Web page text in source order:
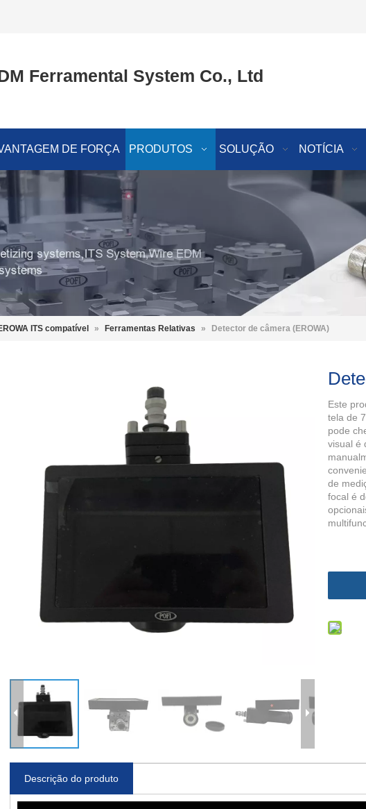
Ferramental System Co., Ltd
DE FORÇA PRODUTOS SOLUÇÃO NOTÍCIA
ITS compatível » Ferramentas Relativas » Detector de câmera (EROWA)
Este
tela de
pode
visual é
de
focal é
Descrição do produto